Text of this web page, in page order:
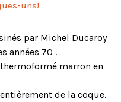
uns!
par Michel Ducaroy
années 70 .
marron en
de la coque.